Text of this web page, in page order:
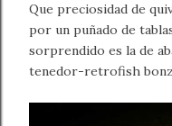
Que preciosidad de
por un puñado de
sorprendido es la de
tenedor-retrofish